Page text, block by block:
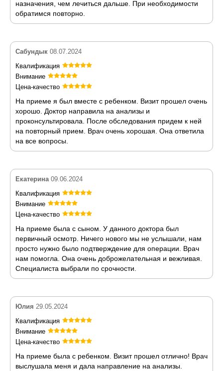
назначения, чем лечиться дальше. При необходимости
обратимся повторно.
Сабундык 08.07.2024
Квалификация
Внимание
Цена-качество
На приеме я был вместе с ребенком. Визит прошел очень
хорошо. Доктор направила на анализы и
проконсультировала. После обследования придем к ней
на повторный прием. Врач очень хорошая. Она ответила
на все вопросы.
Екатерина 09.06.2024
Квалификация
Внимание
Цена-качество
На приеме была с сыном. У данного доктора был
первичный осмотр. Ничего нового мы не услышали, нам
просто нужно было подтверждение для операции. Врач
нам помогла. Она очень доброжелательная и вежливая.
Специалиста выбрали по срочности.
Юлия 29.05.2024
Квалификация
Внимание
Цена-качество
На приеме была с ребенком. Визит прошел отлично! Врач
выслушала меня и дала направление на анализы.